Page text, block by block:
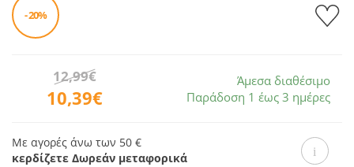
- 20%
10,39€
12,99€
Άμεσα διαθέσιμο
Παράδοση 1 έως 3 ημέρες
Με αγορές άνω των 50 €
κερδίζετε Δωρεάν μεταφορικά